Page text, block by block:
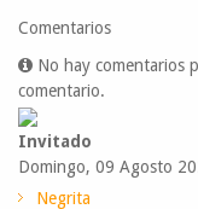
Comentarios
No hay comentarios
comentario.
Invitado
Domingo, 09 Agosto
Negrita